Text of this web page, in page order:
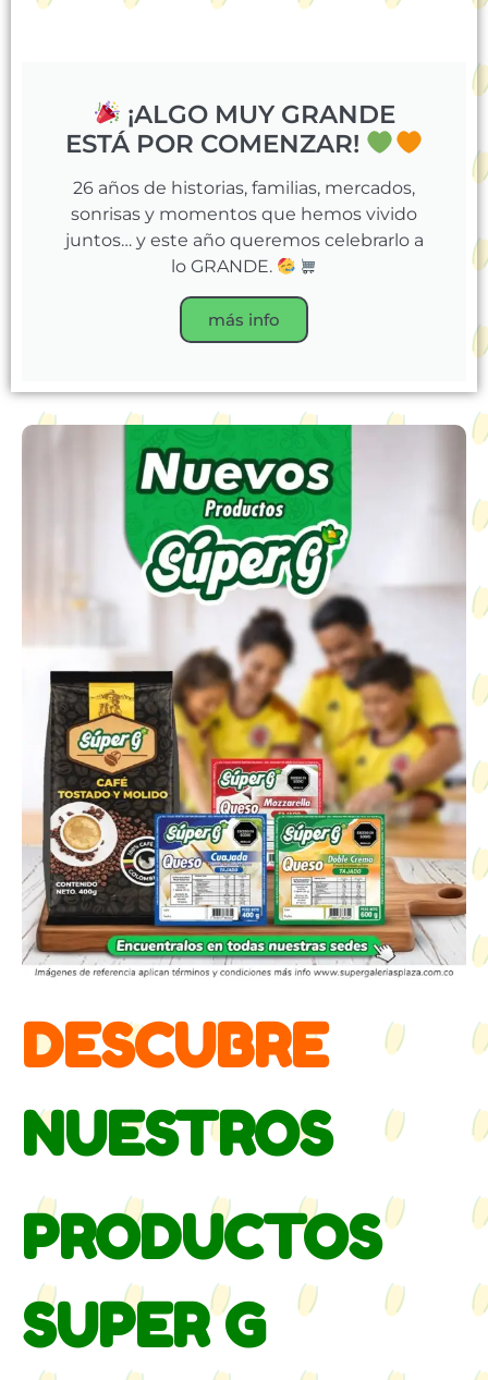
¡ALGO MUY GRANDE
ESTÁ POR COMENZAR!
26 años de historias, familias, mercados,
sonrisas y momentos que hemos vivido
juntos… y este año queremos celebrarlo a
lo GRANDE.
más info
DESCUBRE
NUESTROS
PRODUCTOS
SUPER G